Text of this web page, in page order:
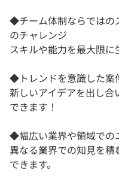
◆チーム体制ならではの
のチャレンジ
スキルや能力を最大限に
◆トレンドを意識した案
新しいアイデアを出し
できます！
◆幅広い業界や領域での
異なる業界での知見を
できます。